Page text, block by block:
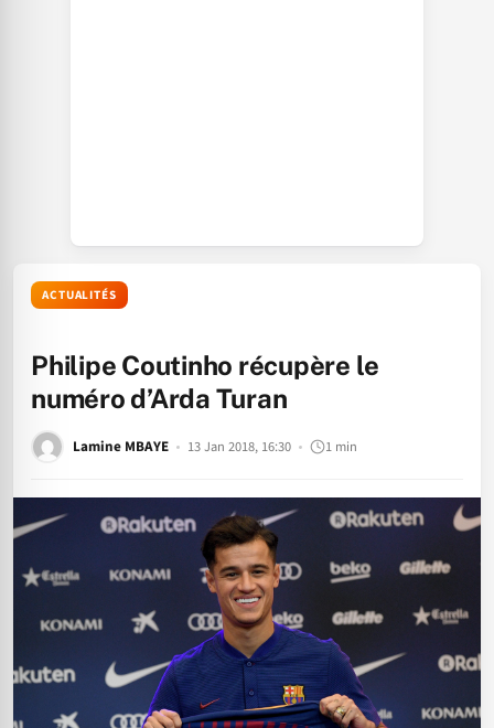
ACTUALITÉS
Philipe Coutinho récupère le
numéro d’Arda Turan
Lamine MBAYE 13 Jan 2018, 16:30 1 min